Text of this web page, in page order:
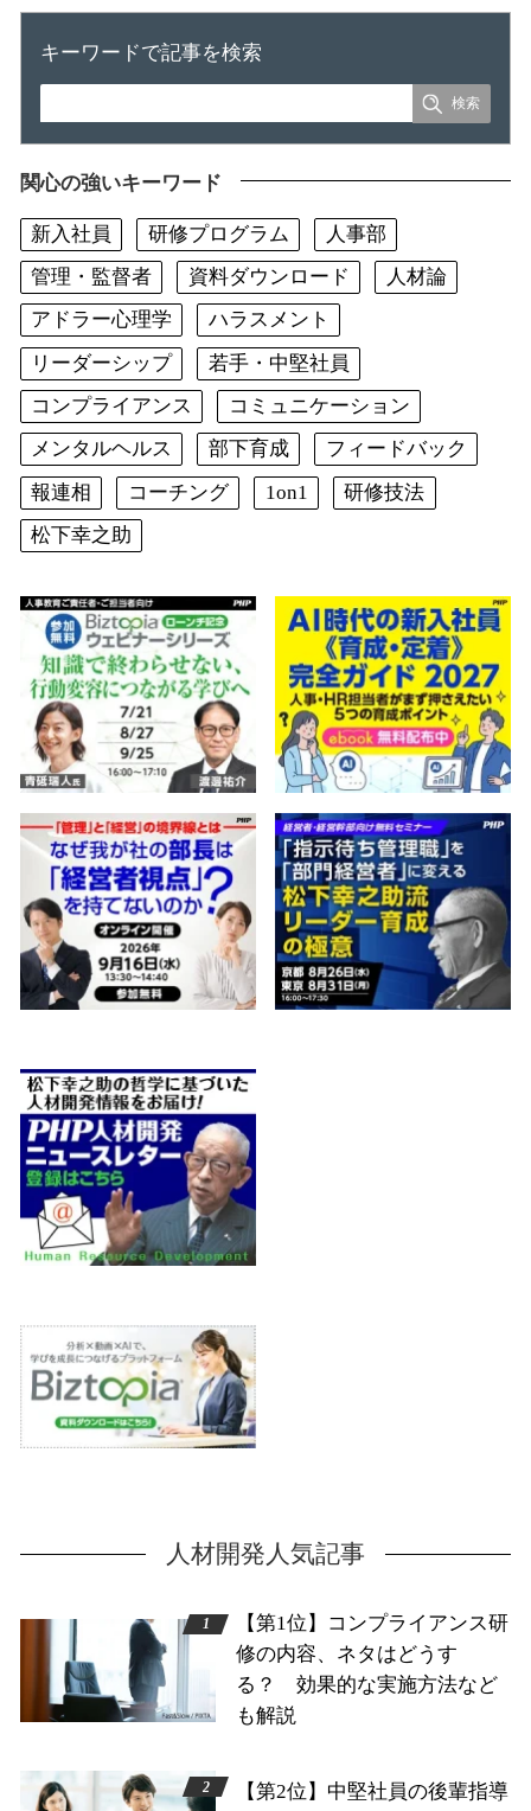
キーワードで記事を検索
関心の強いキーワード
新入社員 研修プログラム
人事部
管理・監督者
資料ダウンロード
人材論
アドラー心理学
ハラスメント
リーダーシップ
若手・中堅社員
コンプライアンス
コミュニケーション
メンタルヘルス
部下育成
フィードバック
報連相
コーチング 1on1
研修技法
松下幸之助
人材開発人気記事
【第1位】コンプライアンス研
修の内容、ネタはどうす
る？ 効果的な実施方法など
も解説
【第2位】中堅社員の後輩指導